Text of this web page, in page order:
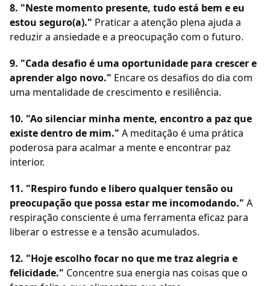
8. "Neste momento presente, tudo está bem e eu
estou seguro(a)." Praticar a atenção plena ajuda a
reduzir a ansiedade e a preocupação com o futuro.
9. "Cada desafio é uma oportunidade para crescer e
aprender algo novo." Encare os desafios do dia com
uma mentalidade de crescimento e resiliência.
10. "Ao silenciar minha mente, encontro a paz que
existe dentro de mim." A meditação é uma prática
poderosa para acalmar a mente e encontrar paz
interior.
11. "Respiro fundo e libero qualquer tensão ou
preocupação que possa estar me incomodando." A
respiração consciente é uma ferramenta eficaz para
liberar o estresse e a tensão acumulados.
12. "Hoje escolho focar no que me traz alegria e
felicidade." Concentre sua energia nas coisas que o